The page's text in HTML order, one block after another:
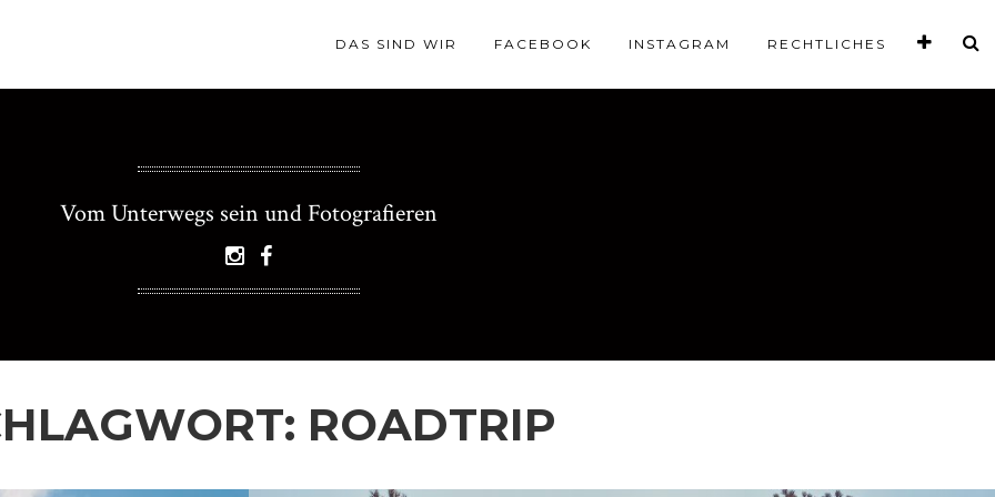
DAS SIND WIR FACEBOOK INSTAGRAM RECHTLICHES
Vom Unterwegs sein und Fotografieren
ROADTRIP